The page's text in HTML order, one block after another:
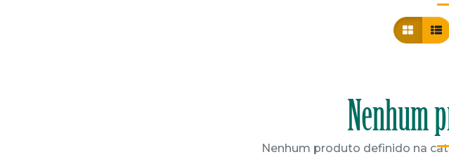
Nenhum
Nenhum produto definido na